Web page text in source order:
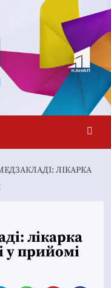
ЛІКАРКА
лікарка
у прийомі